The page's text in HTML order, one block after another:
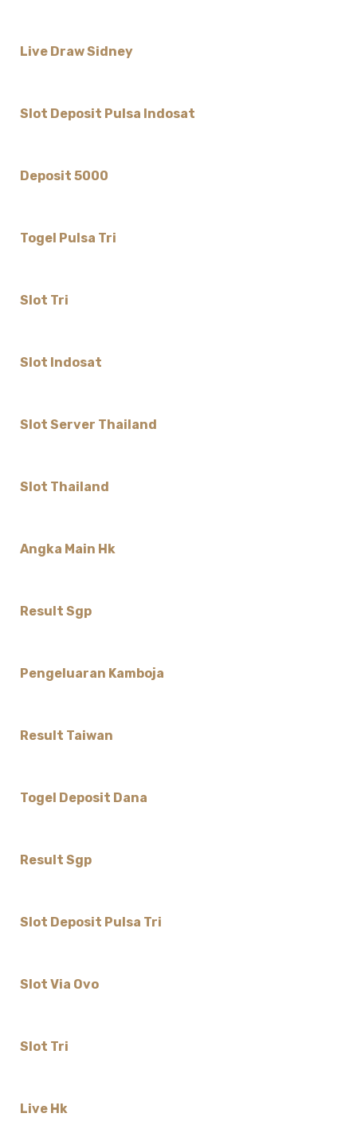
Live Draw Sidney
Slot Deposit Pulsa Indosat
Deposit 5000
Togel Pulsa Tri
Slot Tri
Slot Indosat
Slot Server Thailand
Slot Thailand
Angka Main Hk
Result Sgp
Pengeluaran Kamboja
Result Taiwan
Togel Deposit Dana
Result Sgp
Slot Deposit Pulsa Tri
Slot Via Ovo
Slot Tri
Live Hk